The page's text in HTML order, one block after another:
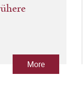
More